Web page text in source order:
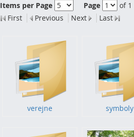
Napísať správu
Items per Page
Page
of 1
First
Previous Next Last
verejne symboly